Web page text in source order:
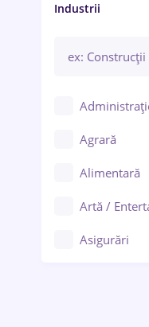
Manager /
Industrii
Agrară
Alimentară
Artă /
Asigurări